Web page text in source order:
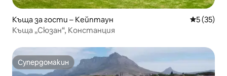
Къща за гости – Кейптаун Средна
5 (35)
Къща „Сюзан“, Констанция
Супердомакин
Супердомакин